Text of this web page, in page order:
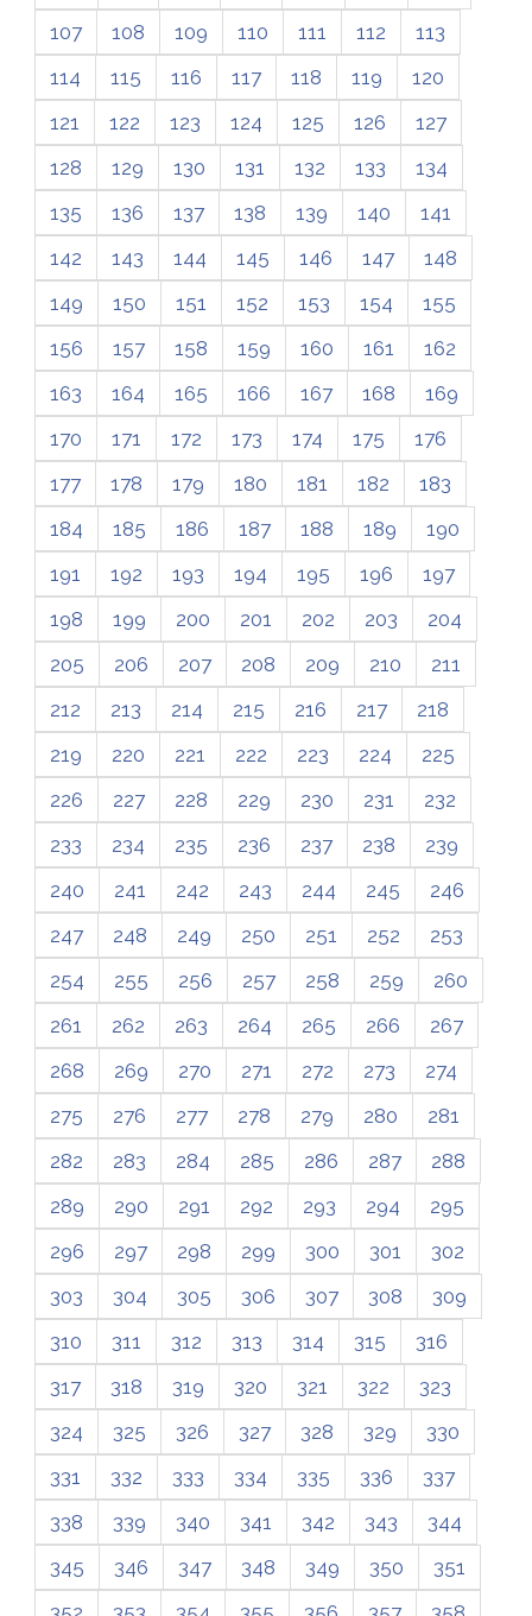
107
108 109 110 111 112
113
114
115 116 117 118 119
120
121
122 123 124 125 126
127
128
129 130 131 132 133
134
135
136 137 138 139 140
141
142
143 144 145 146 147
148
149
150 151 152 153 154
155
156
157 158 159 160 161
162
163
164 165 166 167 168
169
170
171 172 173 174 175
176
177
178 179 180 181 182
183
184
185 186 187 188 189
190
191
192 193 194 195 196
197
198
199 200 201 202 203
204
205
206 207 208 209 210
211
212
213 214 215 216 217
218
219
220 221 222 223 224
225
226
227 228 229 230 231
232
233
234 235 236 237 238
239
240
241 242 243 244 245
246
247
248 249 250 251 252
253
254
255 256 257 258 259
260
261
262 263 264 265 266
267
268
269 270 271 272 273
274
275
276 277 278 279 280
281
282
283 284 285 286 287
288
289
290 291 292 293 294
295
296
297 298 299 300 301
302
303
304 305 306 307 308
309
310
311 312 313 314 315
316
317
318 319 320 321 322
323
324
325 326 327 328 329
330
331
332 333 334 335 336
337
338
339 340 341 342 343
344
345
346 347 348 349 350
351